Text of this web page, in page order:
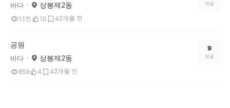
바다 상봉제2동
1.1천 10 42개월 전
댓글
공원
바다 상봉제2동
859 4 42개월 전
9
댓글